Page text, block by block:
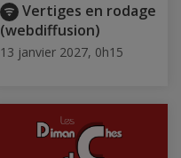
Vertiges en rodage
(webdiffusion)
13 janvier 2027, 0h15